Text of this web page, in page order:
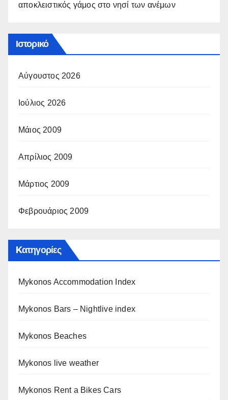
αποκλειστικός γάμος στο νησί των ανέμων
Ιστορικό
Αύγουστος 2026
Ιούλιος 2026
Μάιος 2009
Απρίλιος 2009
Μάρτιος 2009
Φεβρουάριος 2009
Kατηγορίες
Mykonos Accommodation Index
Mykonos Bars – Nightlive index
Mykonos Beaches
Mykonos live weather
Mykonos Rent a Bikes Cars